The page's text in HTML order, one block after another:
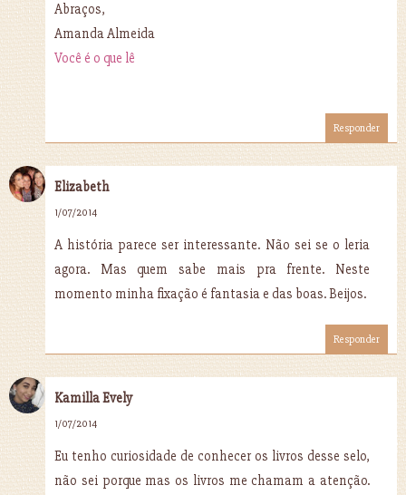
Abraços,
Amanda Almeida
Você é o que lê
Responder
Elizabeth
1/07/2014
A história parece ser interessante. Não sei se o leria
agora. Mas quem sabe mais pra frente. Neste
momento minha fixação é fantasia e das boas. Beijos.
Responder
Kamilla Evely
1/07/2014
Eu tenho curiosidade de conhecer os livros desse selo,
não sei porque mas os livros me chamam a atenção.